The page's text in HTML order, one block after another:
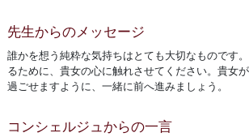
先生からのメッセージ
誰かを想う純粋な気持ちはとても大切なものです
るために、貴女の心に触れさせてください。貴女
過ごせますように、一緒に前へ進みましょう。
コンシェルジュからの一言